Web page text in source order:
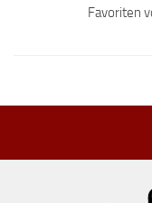
Favoriten